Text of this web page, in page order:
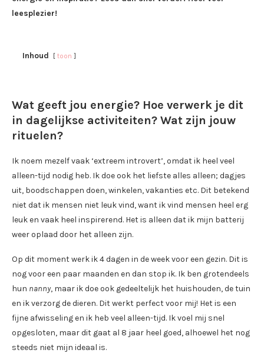
leesplezier!
Inhoud toon
Wat geeft jou energie? Hoe verwerk je dit
in dagelijkse activiteiten? Wat zijn jouw
rituelen?
Ik noem mezelf vaak ‘extreem introvert’, omdat ik heel veel
alleen-tijd nodig heb. Ik doe ook het liefste alles alleen; dagjes
uit, boodschappen doen, winkelen, vakanties etc. Dit betekend
niet dat ik mensen niet leuk vind, want ik vind mensen heel erg
leuk en vaak heel inspirerend. Het is alleen dat ik mijn batterij
weer oplaad door het alleen zijn.
Op dit moment werk ik 4 dagen in de week voor een gezin. Dit is
nog voor een paar maanden en dan stop ik. Ik ben grotendeels
hun nanny, maar ik doe ook gedeeltelijk het huishouden, de tuin
en ik verzorg de dieren. Dit werkt perfect voor mij! Het is een
fijne afwisseling en ik heb veel alleen-tijd. Ik voel mij snel
opgesloten, maar dit gaat al 8 jaar heel goed, alhoewel het nog
steeds niet mijn ideaal is.